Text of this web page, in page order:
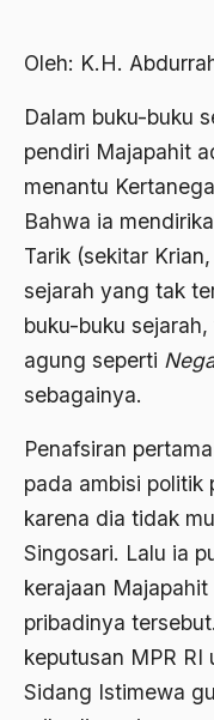
Oleh: K.H.
Dalam buku-buku
pendiri Majapahit
menantu
Bahwa ia
Tarik (sekitar
sejarah yang tak
buku-buku
agung seperti
sebagainya.
Penafsiran
pada ambisi politik
karena dia tidak
Singosari. Lalu ia
kerajaan
pribadinya
keputusan MPR
Sidang Istimewa
1999
1997
1996
1995
1994
1993
1992
1990
1988
1987
1986
1985
abu jihad
Abu Sangkan
Abu Zayd
Aceh
Ad-daulah
Adagium
Adaptif Islam
Adat Ngada
Adat Pra-Islam
Adat Siri
Adil dan Makmur
Adipati Unus